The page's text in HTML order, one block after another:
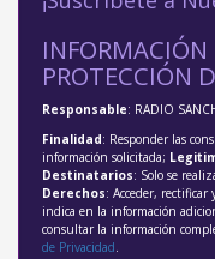
INFORMACIÓN
PROTECCIÓN
Responsable: RADIO
Finalidad: Responder las
información solicitada;
Destinatarios: Solo se
Derechos: Acceder, rectificar
indica en la información
consultar la información
de Privacidad.